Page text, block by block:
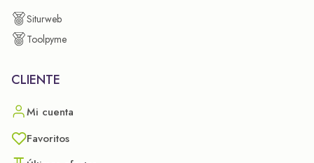
Siturweb
Toolpyme
CLIENTE
Mi cuenta
Favoritos